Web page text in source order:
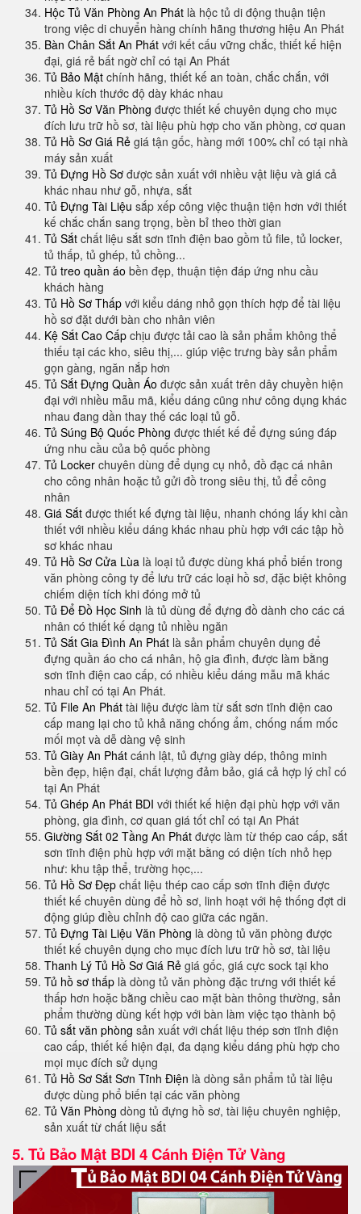
Hộc Tủ Văn Phòng An Phát là hộc tủ di động thuận tiện
trong việc di chuyển hàng chính hãng thương hiệu An Phát
Bàn Chân Sắt An Phát với kết cấu vững chắc, thiết kế hiện
đại, giá rẻ bất ngờ chỉ có tại An Phát
Tủ Bảo Mật chính hãng, thiết kế an toàn, chắc chắn, với
nhiều kích thước độ dày khác nhau
Tủ Hồ Sơ Văn Phòng được thiết kế chuyên dụng cho mục
đích lưu trữ hồ sơ, tài liệu phù hợp cho văn phòng, cơ quan
Tủ Hồ Sơ Giá Rẻ giá tận gốc, hàng mới 100% chỉ có tại nhà
máy sản xuất
Tủ Đựng Hồ Sơ được sản xuất với nhiều vật liệu và giá cả
khác nhau như gỗ, nhựa, sắt
Tủ Đựng Tài Liệu sắp xếp công việc thuận tiện hơn với thiết
kế chắc chắn sang trọng, bền bỉ theo thời gian
Tủ Sắt chất liệu sắt sơn tĩnh điện bao gồm tủ file, tủ locker,
tủ thấp, tủ ghép, tủ chồng...
Tủ treo quần áo bền đẹp, thuận tiện đáp ứng nhu cầu
khách hàng
Tủ Hồ Sơ Thấp với kiểu dáng nhỏ gọn thích hợp để tài liệu
hồ sơ đặt dưới bàn cho nhân viên
Kệ Sắt Cao Cấp chịu được tải cao là sản phẩm không thể
thiếu tại các kho, siêu thị,... giúp việc trưng bày sản phẩm
gọn gàng, ngăn nắp hơn
Tủ Sắt Đựng Quần Áo được sản xuất trên dây chuyền hiện
đại với nhiều mẫu mã​, kiểu dáng cũng như công dụng khác
nhau đang dần thay thế các loại tủ gỗ.
Tủ Súng Bộ Quốc Phòng được thiết kế để đựng súng đáp
ứng nhu cầu của bộ quốc phòng
Tủ Locker chuyên dùng để dụng cụ nhỏ, đồ đạc cá nhân
cho công nhân hoặc tủ gửi đồ trong siêu thị, tủ để công
nhân
Giá Sắt được thiết kế đựng tài liệu, nhanh chóng lấy khi cần
thiết với nhiều kiểu dáng khác nhau phù hợp với các tập hồ
sơ khác nhau
Tủ Hồ Sơ Cửa Lùa là loại tủ được dùng khá phổ biến trong
văn phòng công ty để lưu trữ các loại hồ sơ, đặc biệt không
chiếm diện tích khi đóng mở tủ
Tủ Để Đồ Học Sinh là tủ dùng để đựng đồ dành cho các cá
nhân có thiết kế dạng tủ nhiều ngăn
Tủ Sắt Gia Đình An Phát là sản phẩm chuyên dụng để
đựng quần áo cho cá nhân, hộ gia đình, được làm bằng
sơn tĩnh điện cao cấp, có nhiều kiểu dáng mẫu mã khác
nhau chỉ có tại An Phát.
Tủ File An Phát tài liệu được làm từ sắt sơn tĩnh điện cao
cấp mang lại cho tủ khả năng chống ẩm, chống nấm mốc
mối mọt và dễ dàng vệ sinh
Tủ Giày An Phát cánh lật, tủ đựng giày dép, thông minh
bền đẹp, hiện đại, chất lượng đảm bảo, giá cả hợp lý chỉ có
tại An Phát
Tủ Ghép An Phát BDI với thiết kế hiện đại phù hợp với văn
phòng, gia đình, cơ quan giá tốt chỉ có tại An Phát
Giường Sắt 02 Tầng An Phát được làm từ thép cao cấp, sắt
sơn tĩnh điện phù hợp với mặt bằng có diện tích nhỏ hẹp
như: khu tập thể, trường học,...
Tủ Hồ Sơ Đẹp chất liệu thép cao cấp sơn tĩnh điện được
thiết kế chuyên dùng để hồ sơ, linh hoạt với hệ thống đợt di
động giúp điều chỉnh độ cao giữa các ngăn.
Tủ Đựng Tài Liệu Văn Phòng là dòng tủ văn phòng được
thiết kế chuyên dụng cho mục đích lưu trữ hồ sơ, tài liệu
Thanh Lý Tủ Hồ Sơ Giá Rẻ giá gốc, giá cực sock tại kho
Tủ hồ sơ thấp là dòng tủ văn phòng đặc trưng với thiết kế
thấp hơn hoặc bằng chiều cao mặt bàn thông thường, sản
phẩm thường dùng kết hợp với bàn làm việc tạo thành bộ
Tủ sắt văn phòng sản xuất với chất liệu thép sơn tĩnh điện
cao cấp, thiết kế hiện đại, đa dạng kiểu dáng phù hợp cho
mọi mục đích sử dụng
Tủ Hồ Sơ Sắt Sơn Tĩnh Điện là dòng sản phẩm tủ tài liệu
được dùng phổ biến tại các văn phòng
Tủ Văn Phòng dòng tủ đựng hồ sơ, tài liệu chuyên nghiệp,
sản xuất từ chất liệu sắt
5. Tủ Bảo Mật BDI 4 Cánh Điện Tử Vàng